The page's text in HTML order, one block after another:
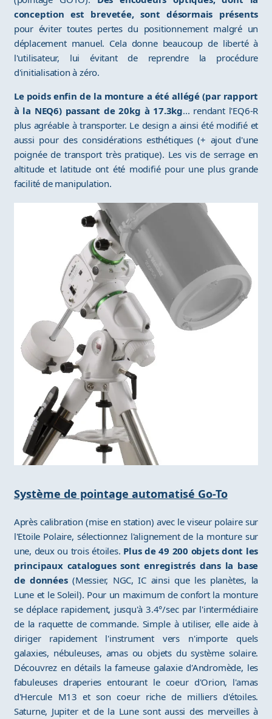
conception est brevetée, sont désormais présents
pour éviter toutes pertes du positionnement malgré un
déplacement manuel. Cela donne beaucoup de liberté à
l'utilisateur, lui évitant de reprendre la procédure
d'initialisation à zéro.
Le poids enfin de la monture a été allégé (par rapport
à la NEQ6) passant de 20kg à 17.3kg... rendant l'EQ6-R
plus agréable à transporter. Le design a ainsi été modifié et
aussi pour des considérations esthétiques (+ ajout d'une
poignée de transport très pratique). Les vis de serrage en
altitude et latitude ont été modifié pour une plus grande
facilité de manipulation.
Système de pointage automatisé Go-To
Après calibration (mise en station) avec le viseur polaire sur
l'Etoile Polaire, sélectionnez l'alignement de la monture sur
une, deux ou trois étoiles. Plus de 49 200 objets dont les
principaux catalogues sont enregistrés dans la base
de données(Messier, NGC, IC ainsi que les planètes, la
Lune et le Soleil). Pour un maximum de confort la monture
se déplace rapidement, jusqu'à 3.4°/sec par l'intermédiaire
de la raquette de commande. Simple à utiliser, elle aide à
diriger rapidement l'instrument vers n'importe quels
galaxies, nébuleuses, amas ou objets du système solaire.
Découvrez en détails la fameuse galaxie d'Andromède, les
fabuleuses draperies entourant le coeur d'Orion, l'amas
d'Hercule M13 et son coeur riche de milliers d'étoiles.
Saturne, Jupiter et de la Lune sont aussi des merveilles à